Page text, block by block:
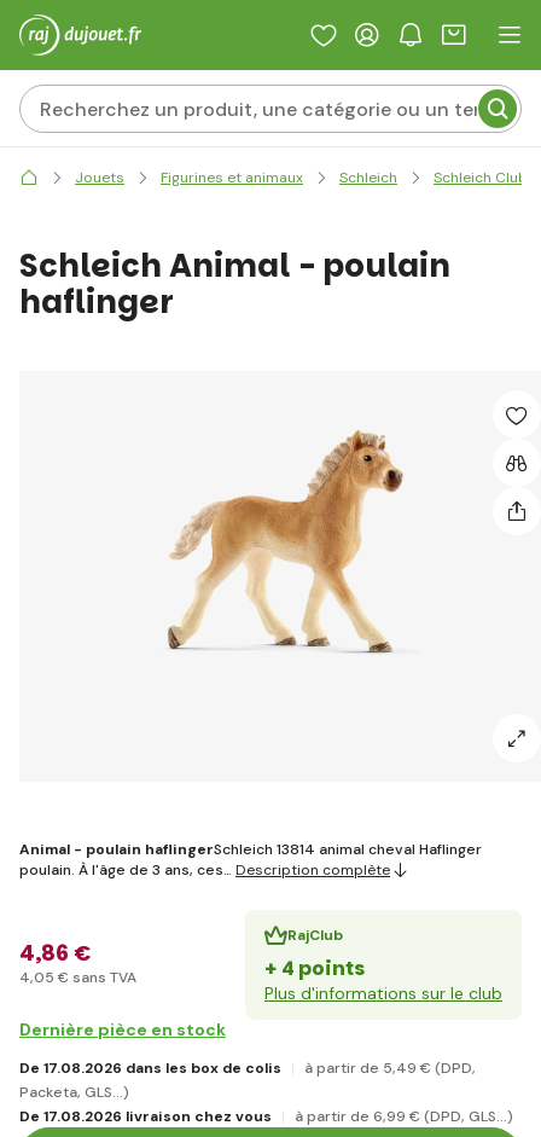
Jouets Figurines et animaux Schleich Schleich Club
Schleich Animal - poulain
haflinger
Animal - poulain haflingerSchleich 13814 animal cheval Haflinger
poulain. À l'âge de 3 ans, ces… Description complète
4,86 €
4,05 € sans TVA
RajClub
+ 4 points
Plus d'informations sur le club
Dernière pièce en stock
De 17.08.2026 dans les box de colis à partir de 5,49 € (DPD,
Packeta, GLS...)
De 17.08.2026 livraison chez vous
à partir de 6,99 € (DPD, GLS...)